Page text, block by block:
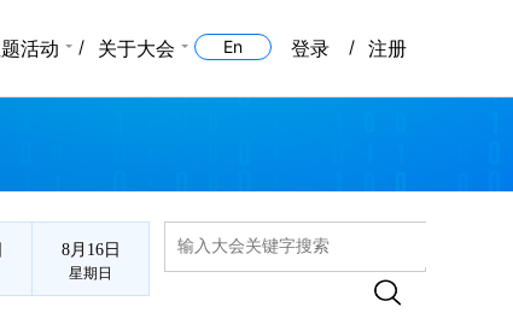
活动 关于大会 En 登录 注册
8月16日
星期日